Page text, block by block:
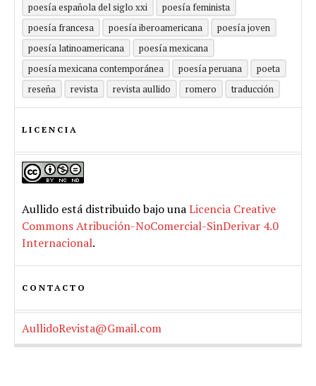
poesía española del siglo xxi
poesía feminista
poesía francesa
poesía iberoamericana
poesía joven
poesía latinoamericana
poesía mexicana
poesía mexicana contemporánea
poesía peruana
poeta
reseña
revista revista aullido romero traducción
LICENCIA
Aullido está distribuido bajo unaLicencia Creative
Commons Atribución-NoComercial-SinDerivar 4.0
Internacional.
CONTACTO
AullidoRevista@Gmail.com